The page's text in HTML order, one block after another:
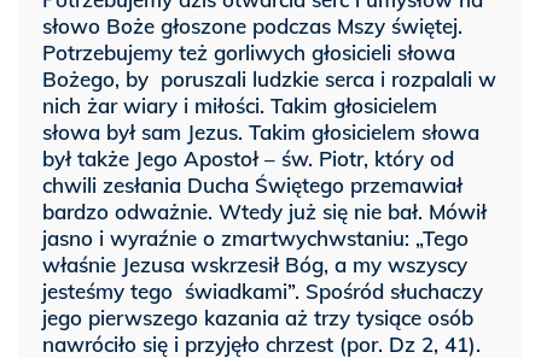
słowo Boże głoszone podczas Mszy świętej.
Potrzebujemy też gorliwych głosicieli słowa
Bożego, by poruszali ludzkie serca i rozpalali w
nich żar wiary i miłości. Takim głosicielem
słowa był sam Jezus. Takim głosicielem słowa
był także Jego Apostoł – św. Piotr, który od
chwili zesłania Ducha Świętego przemawiał
bardzo odważnie. Wtedy już się nie bał. Mówił
jasno i wyraźnie o zmartwychwstaniu: „Tego
właśnie Jezusa wskrzesił Bóg, a my wszyscy
jesteśmy tego świadkami”. Spośród słuchaczy
jego pierwszego kazania aż trzy tysiące osób
nawróciło się i przyjęło chrzest (por. Dz 2, 41).